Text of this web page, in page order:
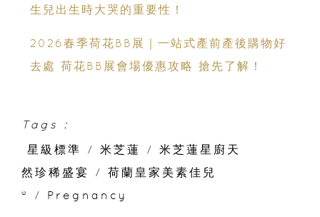
生兒出生時大哭的重要性！
2026春季荷花BB展｜一站式產前產後購物好
去處 荷花BB展會場優惠攻略 搶先了解！
Tags :
星級標準
/ 米芝蓮 /
米芝蓮星廚天
然珍稀盛宴
/
荷蘭皇家美素佳兒
®
/ Pregnancy